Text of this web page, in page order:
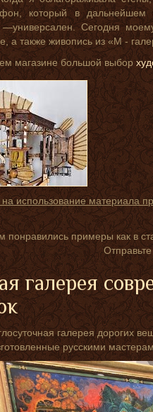
который в дальнейшем
Сегодня
а также живопись из «М -
магазине большой выбор
использование материала
понравились примеры как в
галерея
галерея дорогих
русскими